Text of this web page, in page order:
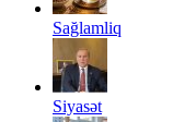
Sağlamliq
Siyasət